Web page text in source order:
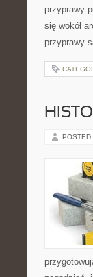
przyprawy
się wokół
przyprawy
POSTED